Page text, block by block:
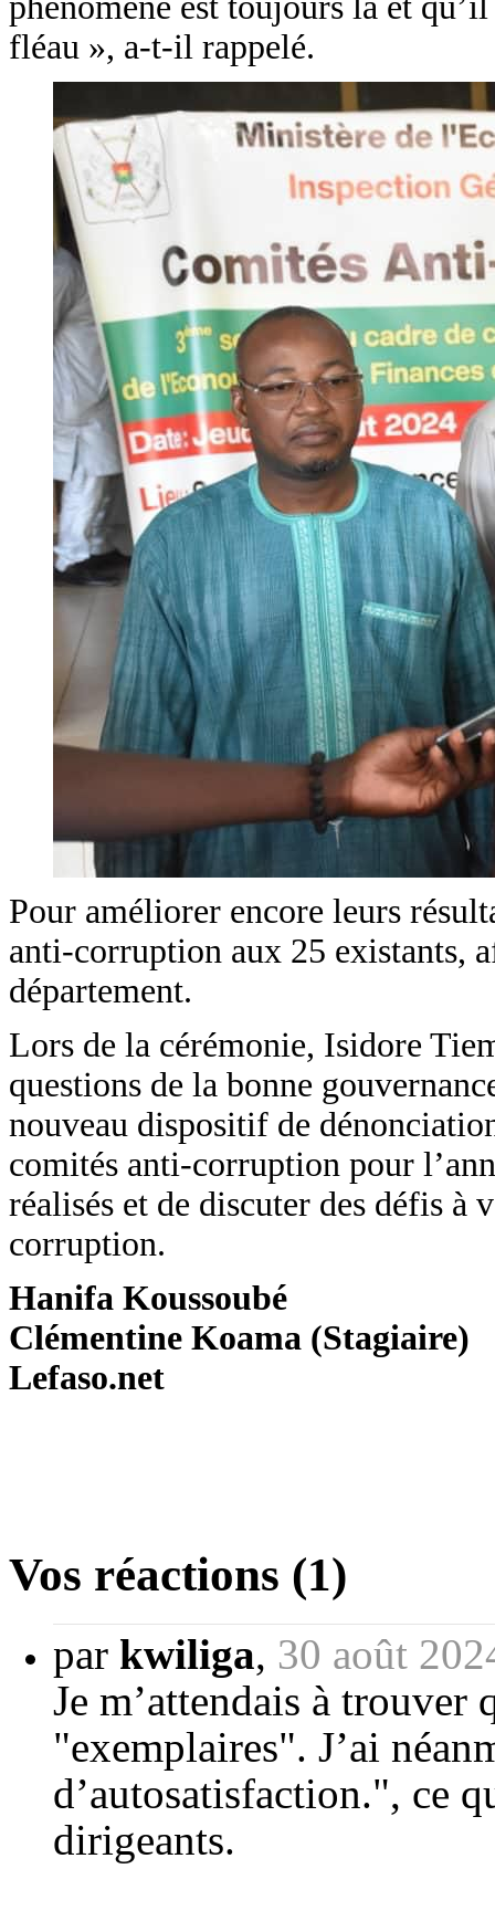
fléau », a-t-il rappelé.
Pour améliorer encore leurs
anti-corruption aux 25 existants,
département.
Lors de la cérémonie, Isidore
questions de la bonne
nouveau dispositif de
comités anti-corruption pour
réalisés et de discuter des défis à
corruption.
Hanifa Koussoubé
Clémentine Koama (Stagiaire)
Lefaso.net
Vos réactions (1)
par kwiliga, 30 août
Je m’attendais à trouver
"exemplaires". J’ai
d’autosatisfaction.", ce
dirigeants.